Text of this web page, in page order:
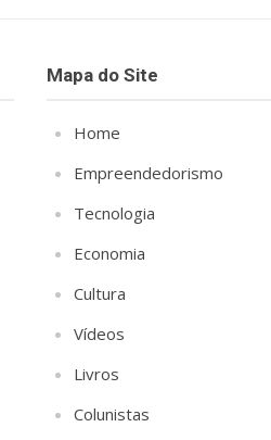
Mapa do Site
Home
Empreendedorismo
Tecnologia
Economia
Cultura
Vídeos
Livros
Colunistas